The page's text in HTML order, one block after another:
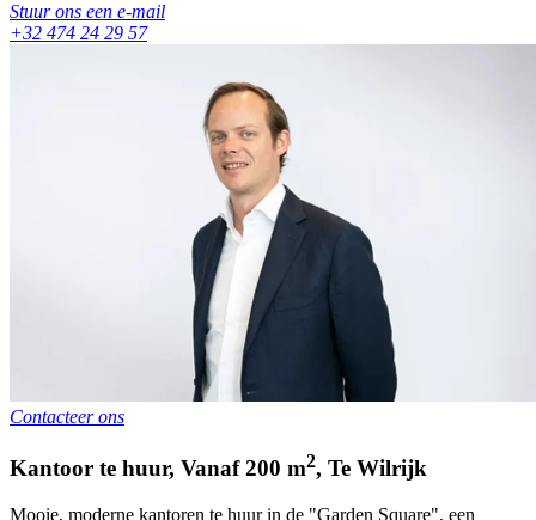
Stuur ons een e-mail
+32 474 24 29 57
Contacteer ons
Kantoor te huur, Vanaf 200 m2, Te Wilrijk
Mooie, moderne kantoren te huur in de "Garden Square", een